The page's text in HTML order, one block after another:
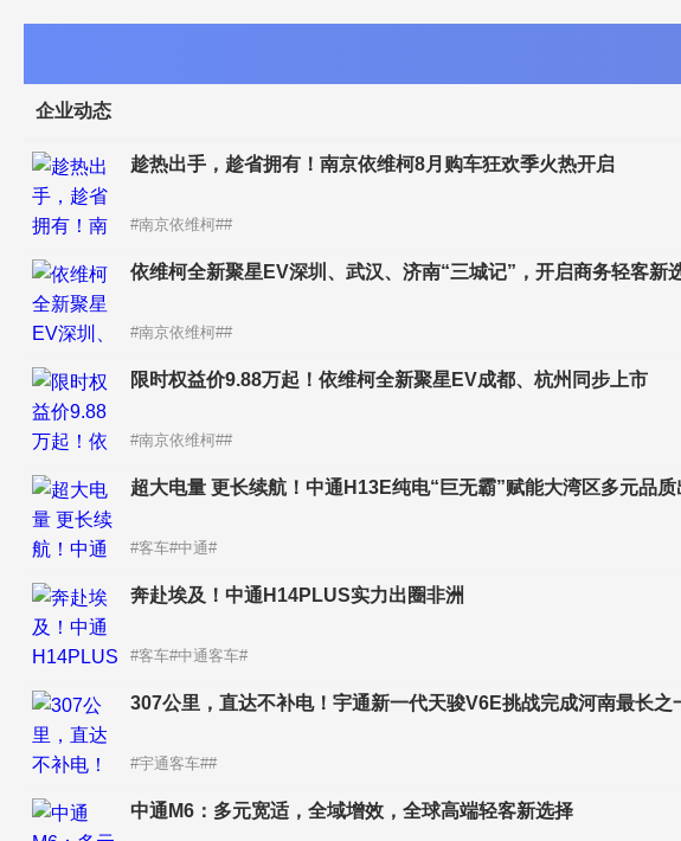
企业动态
趁热出手，趁省拥有！南京依维柯8月购车狂欢季火热开启
#南京依维柯##
依维柯全新聚星EV深圳、武汉、济南“三城记”，开启商务轻客新
#南京依维柯##
限时权益价9.88万起！依维柯全新聚星EV成都、杭州同步上市
#南京依维柯##
超大电量 更长续航！中通H13E纯电“巨无霸”赋能大湾区多元品质
#客车#中通#
奔赴埃及！中通H14PLUS实力出圈非洲
#客车#中通客车#
307公里，直达不补电！宇通新一代天骏V6E挑战完成河南最长之
#宇通客车##
中通M6：多元宽适，全域增效，全球高端轻客新选择